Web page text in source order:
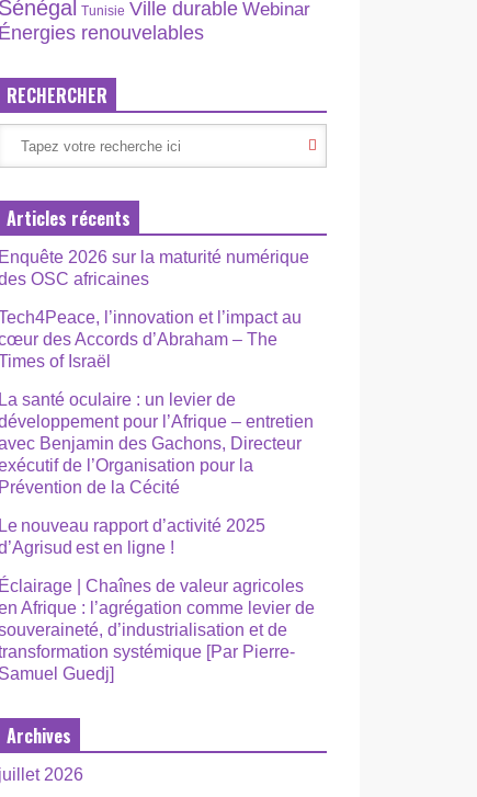
Sénégal Tunisie Ville durable Webinar
Énergies renouvelables
RECHERCHER
Articles récents
Enquête 2026 sur la maturité numérique
OSC africaines
l’innovation et l’impact au
des Accords d’Abraham – The
of Israël
La santé oculaire : un levier de
pour l’Afrique – entretien
Benjamin des Gachons, Directeur
de l’Organisation pour la
Prévention de la Cécité
Le nouveau rapport d’activité 2025
est en ligne !
Éclairage | Chaînes de valeur agricoles
Afrique : l’agrégation comme levier de
d’industrialisation et de
systémique [Par Pierre-
Samuel Guedj]
Archives
juillet 2026